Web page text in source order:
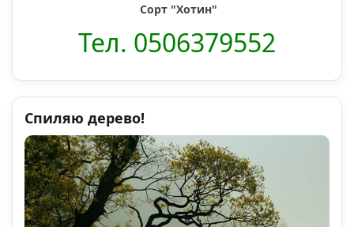
Сорт "Хотин"
Тел. 0506379552
Спиляю дерево!